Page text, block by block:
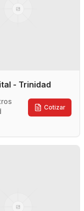
- Trinidad
Cotizar